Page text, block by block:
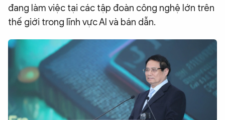
đang làm việc tại các tập đoàn công nghệ lớn trên
thế giới trong lĩnh vực AI và bán dẫn.